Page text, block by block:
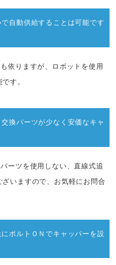
自動供給することは可能です
依りますが、ロボットを使用
す。
換パーツが少なく安価なキャ
ーツを使用しない、直線式追
いますので、お気軽にお問合
ボルトＯＮでキャッパーを設